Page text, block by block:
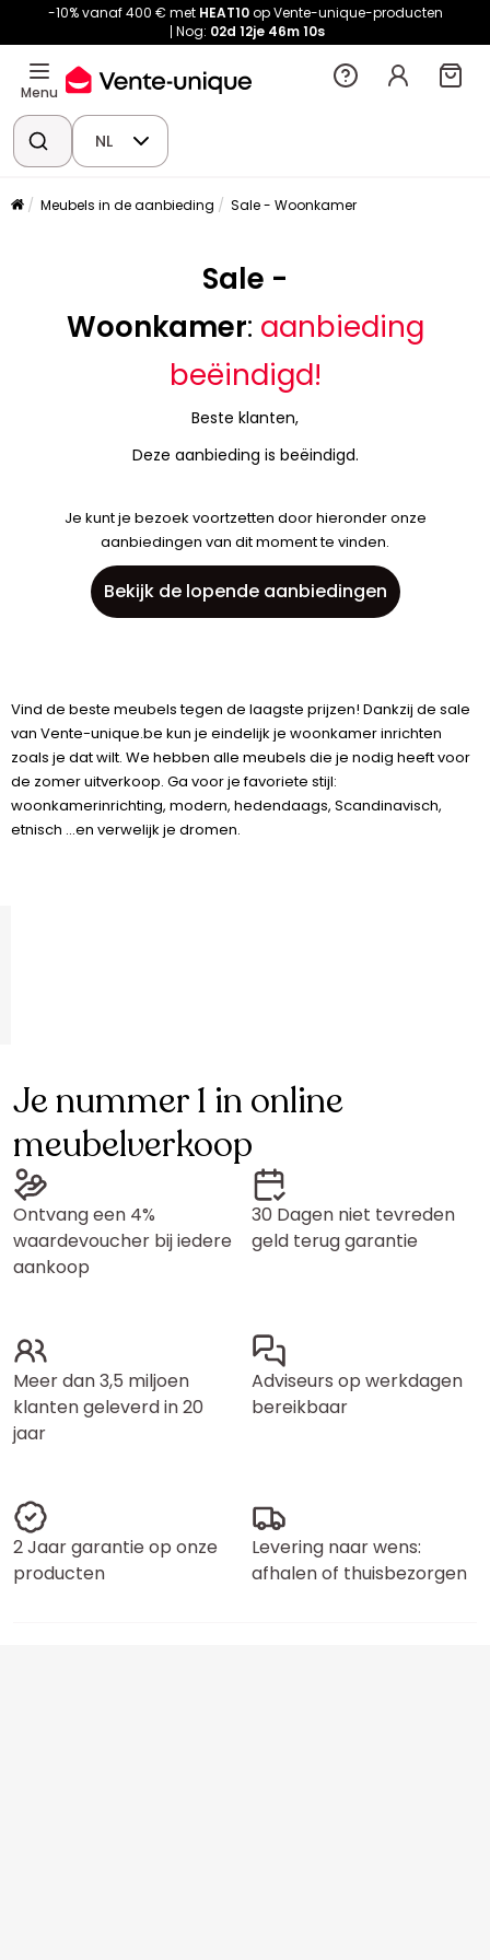
-10% vanaf 400 € met HEAT10op Vente-unique-producten
Nog: 02d 12je 46m 10s
Menu
NL
Meubels in de aanbieding Sale - Woonkamer
Sale -
Woonkamer: aanbieding
beëindigd!
Beste klanten,
Deze aanbieding is beëindigd.
Je kunt je bezoek voortzetten door hieronder onze
aanbiedingen van dit moment te vinden.
Bekijk de lopende aanbiedingen
Vind de beste meubels tegen de laagste prijzen! Dankzij de sale
van Vente-unique.be kun je eindelijk je woonkamer inrichten
zoals je dat wilt. We hebben alle meubels die je nodig heeft voor
de zomer uitverkoop. Ga voor je favoriete stijl:
woonkamerinrichting, modern, hedendaags, Scandinavisch,
etnisch ...en verwelijk je dromen.
Je nummer 1 in online
meubelverkoop
Ontvang een 4%
waardevoucher bij iedere
aankoop
30 Dagen niet tevreden
geld terug garantie
Meer dan 3,5 miljoen
klanten geleverd in 20
jaar
Adviseurs op werkdagen
bereikbaar
2 Jaar garantie op onze
producten
Levering naar wens:
afhalen of thuisbezorgen